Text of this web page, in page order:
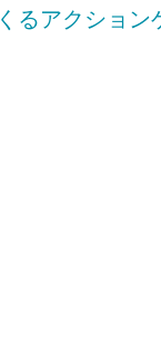
るアクション